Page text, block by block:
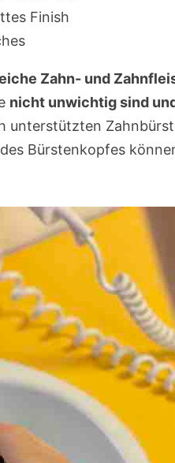
Finish
Zahn- und
nicht unwichtig sind
unterstützten
Bürstenkopfes